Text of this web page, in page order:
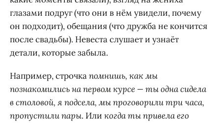
глазами подруг (что они в нём увидели, почему
он подходит), обещания (что дружба не кончится
после свадьбы). Невеста слушает и узнаёт
детали, которые забыла.
Например, строчкапомнишь, как мы
познакомились на первом курсе — ты одна сидела
в столовой, я подсела, мы проговорили три часа,
пропустили пары. Или когда ты привела его